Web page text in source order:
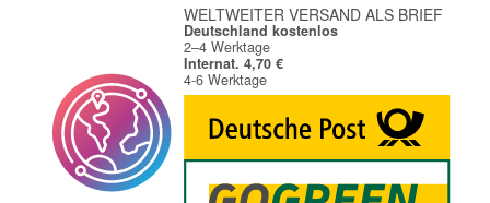
WELTWEITER VERSAND ALS BRIEF
Deutschland kostenlos
2–4 Werktage
Internat. 4,70 €
4-6 Werktage